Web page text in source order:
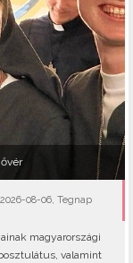
2026-08-06, Tegnap
magyarországi
valamint